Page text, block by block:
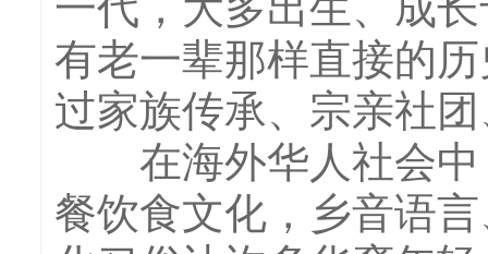
有老一辈那样直接的
过家族传承、宗亲社
在海外华人社会中
餐饮食文化，乡音语